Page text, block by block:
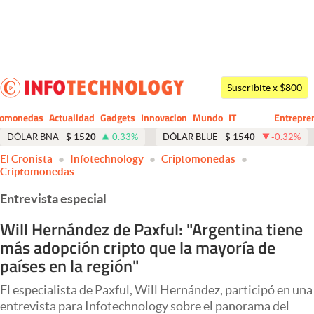
Dólar
Economía y Política
Finanzas y Mercados
Columnistas
Otras secciones
Apertura
Suscribite x $800
Actualidad Gadgets Innovacion Mundo
CIO
IT
Business
DÓLAR BNA $ 1520 0.33% DÓLAR BLUE $ 1540 -0.32%
El Cronista Infotechnology
Criptomonedas
Criptomonedas
Entrevista especial
Will Hernández de Paxful: "Argentina tiene
más adopción cripto que la mayoría de
países en la región"
El especialista de Paxful, Will Hernández, participó en una
entrevista para Infotechnology sobre el panorama del